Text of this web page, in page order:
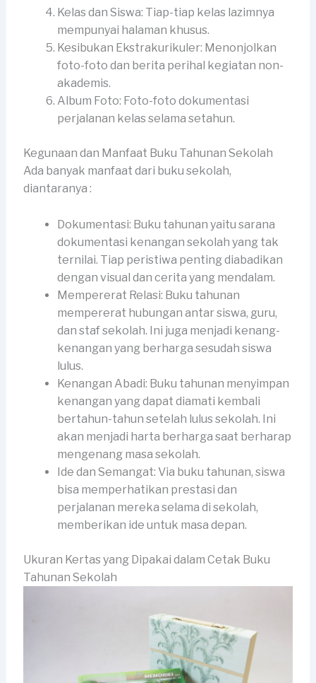
Kelas dan Siswa: Tiap-tiap kelas lazimnya
mempunyai halaman khusus.
Kesibukan Ekstrakurikuler: Menonjolkan
foto-foto dan berita perihal kegiatan non-
akademis.
Album Foto: Foto-foto dokumentasi
perjalanan kelas selama setahun.
Kegunaan dan Manfaat Buku Tahunan Sekolah
Ada banyak manfaat dari buku sekolah,
diantaranya :
Dokumentasi: Buku tahunan yaitu sarana
dokumentasi kenangan sekolah yang tak
ternilai. Tiap peristiwa penting diabadikan
dengan visual dan cerita yang mendalam.
Mempererat Relasi: Buku tahunan
mempererat hubungan antar siswa, guru,
dan staf sekolah. Ini juga menjadi kenang-
kenangan yang berharga sesudah siswa
lulus.
Kenangan Abadi: Buku tahunan menyimpan
kenangan yang dapat diamati kembali
bertahun-tahun setelah lulus sekolah. Ini
akan menjadi harta berharga saat berharap
mengenang masa sekolah.
Ide dan Semangat: Via buku tahunan, siswa
bisa memperhatikan prestasi dan
perjalanan mereka selama di sekolah,
memberikan ide untuk masa depan.
Ukuran Kertas yang Dipakai dalam Cetak Buku
Tahunan Sekolah